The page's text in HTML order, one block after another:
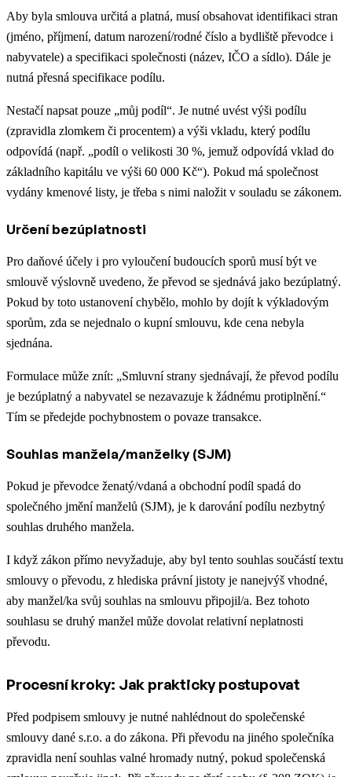
Aby byla smlouva určitá a platná, musí obsahovat identifikaci stran
(jméno, příjmení, datum narození/rodné číslo a bydliště převodce i
nabyvatele) a specifikaci společnosti (název, IČO a sídlo). Dále je
nutná přesná specifikace podílu.
Nestačí napsat pouze „můj podíl“. Je nutné uvést výši podílu
(zpravidla zlomkem či procentem) a výši vkladu, který podílu
odpovídá (např. „podíl o velikosti 30 %, jemuž odpovídá vklad do
základního kapitálu ve výši 60 000 Kč“). Pokud má společnost
vydány kmenové listy, je třeba s nimi naložit v souladu se zákonem.
Určení bezúplatnosti
Pro daňové účely i pro vyloučení budoucích sporů musí být ve
smlouvě výslovně uvedeno, že převod se sjednává jako bezúplatný.
Pokud by toto ustanovení chybělo, mohlo by dojít k výkladovým
sporům, zda se nejednalo o kupní smlouvu, kde cena nebyla
sjednána.
Formulace může znít: „Smluvní strany sjednávají, že převod podílu
je bezúplatný a nabyvatel se nezavazuje k žádnému protiplnění.“
Tím se předejde pochybnostem o povaze transakce.
Souhlas manžela/manželky (SJM)
Pokud je převodce ženatý/vdaná a obchodní podíl spadá do
společného jmění manželů (SJM), je k darování podílu nezbytný
souhlas druhého manžela.
I když zákon přímo nevyžaduje, aby byl tento souhlas součástí textu
smlouvy o převodu, z hlediska právní jistoty je nanejvýš vhodné,
aby manžel/ka svůj souhlas na smlouvu připojil/a. Bez tohoto
souhlasu se druhý manžel může dovolat relativní neplatnosti
převodu.
Procesní kroky: Jak prakticky postupovat
Před podpisem smlouvy je nutné nahlédnout do společenské
smlouvy dané s.r.o. a do zákona. Při převodu na jiného společníka
zpravidla není souhlas valné hromady nutný, pokud společenská